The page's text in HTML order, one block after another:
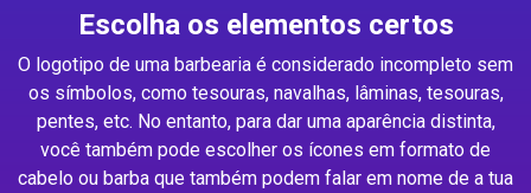
Escolha os elementos certos
O logotipo de uma barbearia é considerado incompleto sem
os símbolos, como tesouras, navalhas, lâminas, tesouras,
pentes, etc. No entanto, para dar uma aparência distinta,
você também pode escolher os ícones em formato de
cabelo ou barba que também podem falar em nome de a tua